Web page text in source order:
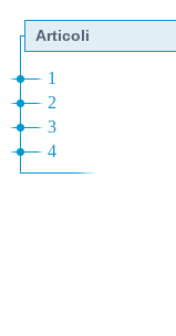
Articoli
1
2
3
4